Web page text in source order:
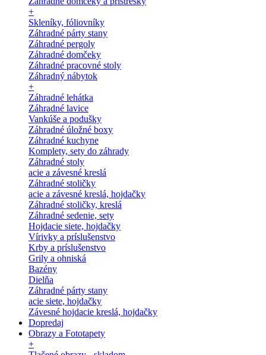
+
Skleníky, fóliovníky
Záhradné párty stany
Záhradné pergoly
Záhradné domčeky
Záhradné pracovné stoly
Záhradný nábytok
+
Záhradné lehátka
Záhradné lavice
Vankúše a podušky
Záhradné úložné boxy
Záhradné kuchyne
Komplety, sety do záhrady
Záhradné stoly
acie a závesné kreslá
Záhradné stoličky
acie a závesné kreslá, hojdačky
Záhradné stoličky, kreslá
Záhradné sedenie, sety
Hojdacie siete, hojdačky
Vírivky a príslušenstvo
Krby a príslušenstvo
Grily a ohniská
Bazény
Dielňa
Záhradné párty stany
acie siete, hojdačky
Závesné hojdacie kreslá, hojdačky
Dopredaj
Obrazy a Fototapety
+